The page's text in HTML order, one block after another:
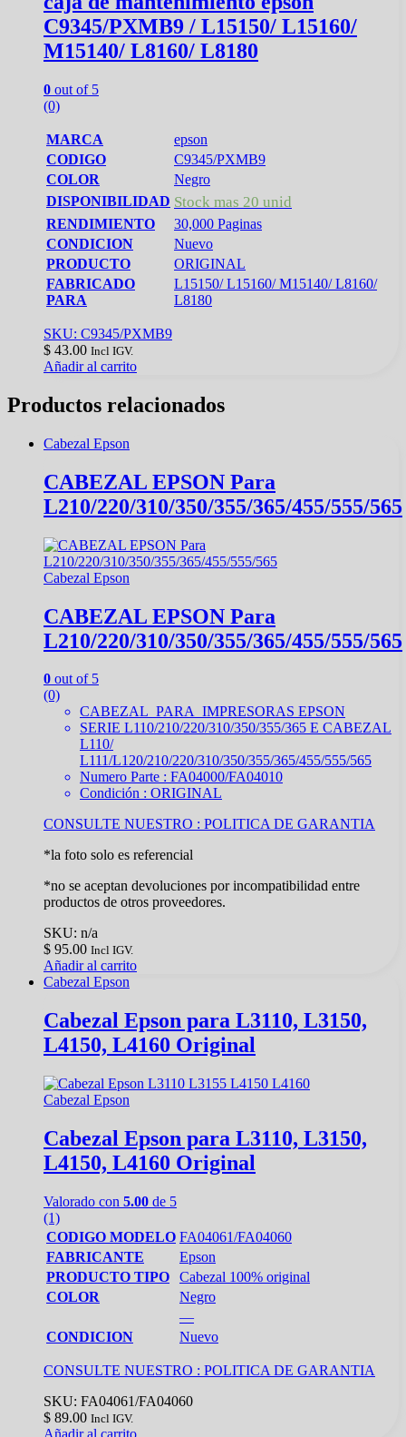
C9345/PXMB9 / L15150/ L15160/
M15140/ L8160/ L8180
0 out of 5
(0)
MARCA
epson
CODIGO
C9345/PXMB9
COLOR
Negro
DISPONIBILIDAD Stock mas 20 unid
RENDIMIENTO
30,000 Paginas
CONDICION
Nuevo
PRODUCTO
ORIGINAL
FABRICADO
PARA
L15150/ L15160/ M15140/ L8160/
L8180
SKU: C9345/PXMB9
$ 43.00 Incl IGV.
Añadir al carrito
Productos relacionados
Cabezal Epson
CABEZAL EPSON Para
L210/220/310/350/355/365/455/555/565
Cabezal Epson
CABEZAL EPSON Para
L210/220/310/350/355/365/455/555/565
0 out of 5
(0)
CABEZAL PARA IMPRESORAS EPSON
SERIE L110/210/220/310/350/355/365 E CABEZAL
L110/
L111/L120/210/220/310/350/355/365/455/555/565
Numero Parte : FA04000/FA04010
Condición : ORIGINAL
CONSULTE NUESTRO : POLITICA DE GARANTIA
*la foto solo es referencial
*no se aceptan devoluciones por incompatibilidad entre
productos de otros proveedores.
SKU: n/a
$ 95.00 Incl IGV.
Añadir al carrito
Cabezal Epson
Cabezal Epson para L3110, L3150,
L4150, L4160 Original
Cabezal Epson
Cabezal Epson para L3110, L3150,
L4150, L4160 Original
Valorado con 5.00 de 5
(1)
CODIGO MODELO FA04061/FA04060
FABRICANTE
Epson
PRODUCTO TIPO
Cabezal 100% original
COLOR
Negro
—
CONDICION
Nuevo
CONSULTE NUESTRO : POLITICA DE GARANTIA
SKU: FA04061/FA04060
$ 89.00 Incl IGV.
Añadir al carrito